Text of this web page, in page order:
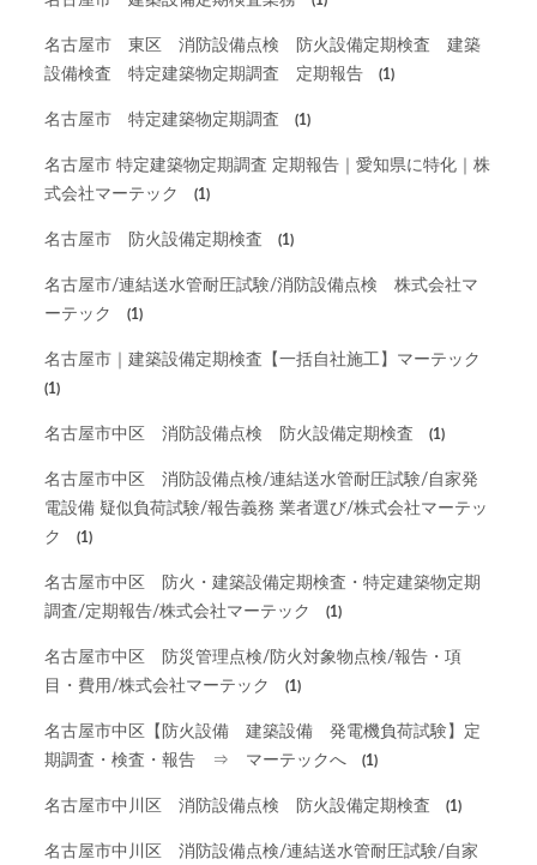
名古屋市 東区 消防設備点検 防火設備定期検査 建築
設備検査 特定建築物定期調査 定期報告
(1)
名古屋市 特定建築物定期調査 (1)
名古屋市 特定建築物定期調査 定期報告｜愛知県に特化｜株
式会社マーテック
(1)
名古屋市 防火設備定期検査 (1)
名古屋市/連結送水管耐圧試験/消防設備点検 株式会社マ
ーテック
(1)
名古屋市｜建築設備定期検査【一括自社施工】マーテック
(1)
名古屋市中区 消防設備点検 防火設備定期検査 (1)
名古屋市中区 消防設備点検/連結送水管耐圧試験/自家発
電設備 疑似負荷試験/報告義務 業者選び/株式会社マーテッ
ク
(1)
名古屋市中区 防火・建築設備定期検査・特定建築物定期
調査/定期報告/株式会社マーテック
(1)
名古屋市中区 防災管理点検/防火対象物点検/報告・項
目・費用/株式会社マーテック
(1)
名古屋市中区【防火設備 建築設備 発電機負荷試験】定
期調査・検査・報告 ⇒ マーテックへ
(1)
名古屋市中川区 消防設備点検 防火設備定期検査 (1)
名古屋市中川区 消防設備点検/連結送水管耐圧試験/自家